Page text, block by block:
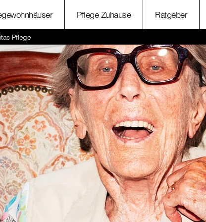
Pflege Zuhause Ratgeber
Pflege